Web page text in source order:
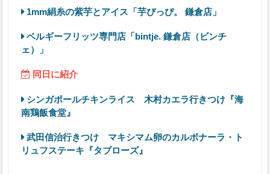
1mm絹糸の紫芋とアイス「芋ぴっぴ。 鎌倉店」
ベルギーフリッツ専門店「bintje. 鎌倉店（ビンチ
ェ）」
同日に紹介
シンガポールチキンライス 木村カエラ行きつけ『海
南鶏飯食堂』
武田信治行きつけ マキシマム卵のカルボナーラ・ト
リュフステーキ『タブローズ』